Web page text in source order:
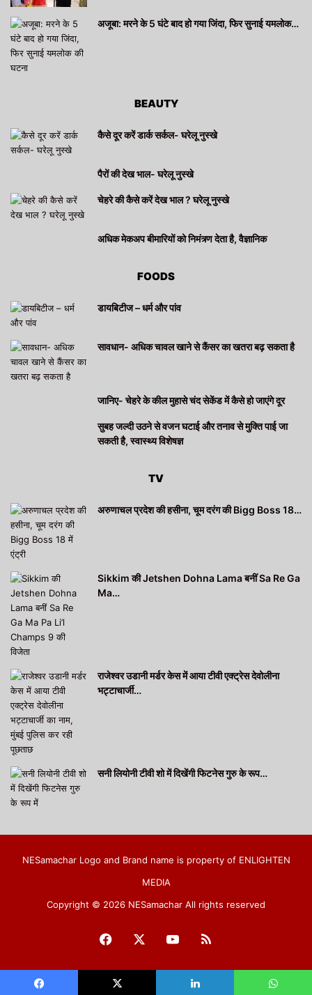
अजूबा: मरने के 5 घंटे बाद हो गया जिंदा, फिर सुनाई यमलोक…
BEAUTY
कैसे दूर करें डार्क सर्कल- घरेलू नुस्खे
पैरों की देख भाल- घरेलू नुस्खे
चेहरे की कैसे करें देख भाल ? घरेलू नुस्खे
अधिक मेकअप बीमारियों को निमंत्र्ण देता है, वैज्ञानिक
FOODS
डायबिटीज – धर्म और पांव
सावधान- अधिक चावल खाने से कैंसर का खतरा बढ़ सकता है
जानिए- चेहरे के कील मुहासे चंद सेकेंड में कैसे हो जाएंगे दूर
सुबह जल्दी उठने से वजन घटाई और तनाव से मुक्ति पाई जा
सकती है, स्वास्थ्य विशेषज्ञ
TV
अरुणाचल प्रदेश की हसीना, चूम दरंग की Bigg Boss 18…
Sikkim की Jetshen Dohna Lama बनीं Sa Re Ga
Ma…
राजेश्वर उडानी मर्डर केस में आया टीवी एक्ट्रेस देवोलीना
भट्टाचार्जी…
सनी लियोनी टीवी शो में दिखेंगी फिटनेस गुरु के रूप…
NESamachar Logo and Brand name is property of ENLIGHTEN
MEDIA
Copyright © 2026 NESamachar All rights reserved
Facebook YouTube